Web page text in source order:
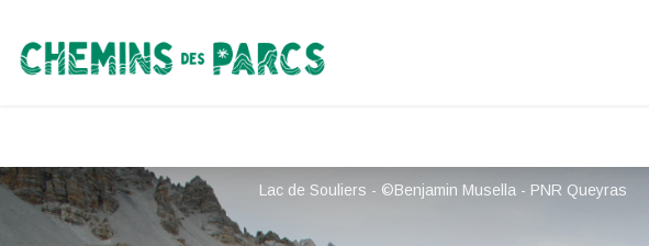
Chemins des Parcs
Lac de Souliers - ©Benjamin Musella - PNR Queyras